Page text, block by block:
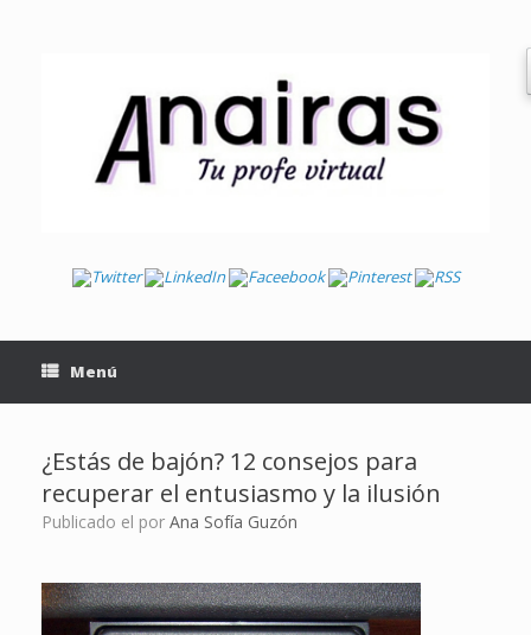
Menú
¿Estás de bajón? 12 consejos para
recuperar el entusiasmo y la ilusión
Publicado el por Ana Sofía Guzón